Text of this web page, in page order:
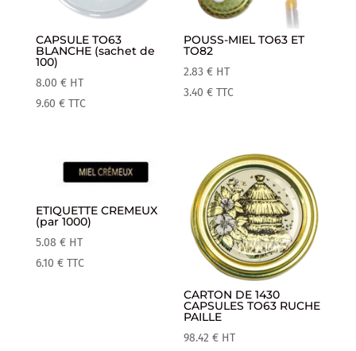
CAPSULE TO63
BLANCHE (sachet de
100)
8.00 € HT
9.60 € TTC
POUSS-MIEL TO63 ET
TO82
2.83€ HT
3.40€ TTC
ETIQUETTE CREMEUX
(par 1000)
5.08 € HT
6.10 € TTC
CARTON DE 1430
CAPSULES TO63 RUCHE
PAILLE
98.42€ HT